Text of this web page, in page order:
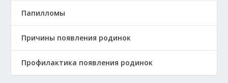
Папилломы
Причины появления родинок
Профилактика появления родинок